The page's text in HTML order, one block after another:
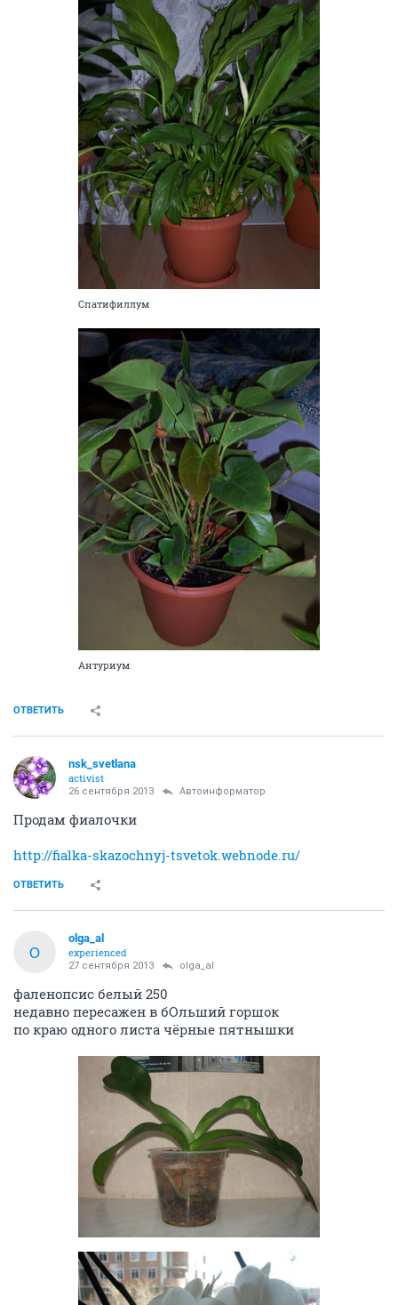
Спатифиллум
Антуриум
ОТВЕТИТЬ
nsk_svetlana
activist
26 сентября 2013 Автоинформатор
Продам фиалочки
http://fialka-skazochnyj-tsvetok.webnode.ru/
ОТВЕТИТЬ
O
olga_al
experienced
27 сентября 2013 olga_al
фаленопсис белый 250
недавно пересажен в бОльший горшок
по краю одного листа чёрные пятнышки